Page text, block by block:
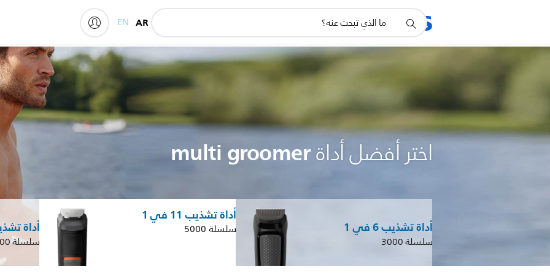
المنتجات
أيقونة
دعم
AR
EN
اختر أفضل أداةmulti groomer
أداة تشذيب
سلسلة 7000
أداة تشذيب 11 في 1
سلسلة 5000 أداة تشذيب 6 في 1
سلسلة 3000